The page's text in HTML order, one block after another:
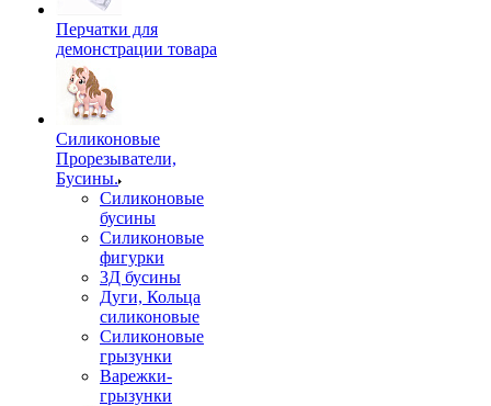
Перчатки для
демонстрации товара
Силиконовые
Прорезыватели,
Бусины.
Силиконовые
бусины
Силиконовые
фигурки
3Д бусины
Дуги, Кольца
силиконовые
Силиконовые
грызунки
Варежки-
грызунки